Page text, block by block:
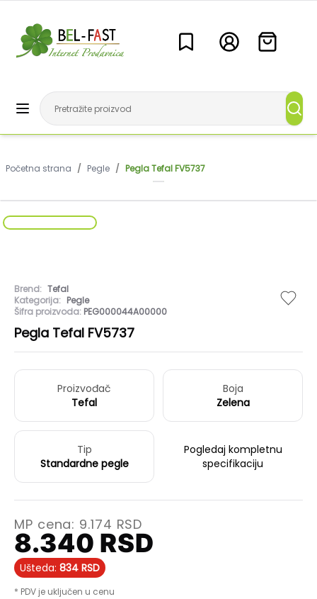
Početna strana / Pegle / Pegla Tefal FV5737
Brend: Tefal
Kategorija: Pegle
Šifra proizvoda: PEG000044A00000
Pegla Tefal FV5737
Proizvođač
Tefal
Boja
Zelena
Tip
Standardne pegle
Pogledaj kompletnu
specifikaciju
MP cena: 9.174 RSD
8.340 RSD
Ušteda: 834 RSD
* PDV je uključen u cenu